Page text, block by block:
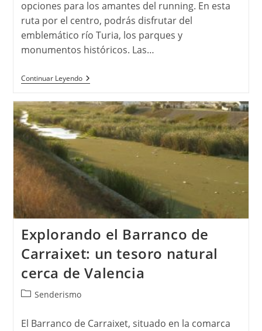
opciones para los amantes del running. En esta
ruta por el centro, podrás disfrutar del
emblemático río Turia, los parques y
monumentos históricos. Las…
Continuar LeyendoRuta
De
Por
El
Centro
De
Valencia:
Descubre
La
Ciudad
Mientras
Haces
Ejercicio
Explorando el Barranco de
Carraixet: un tesoro natural
cerca de Valencia
Categoría
la
Senderismo
El Barranco de Carraixet, situado en la comarca